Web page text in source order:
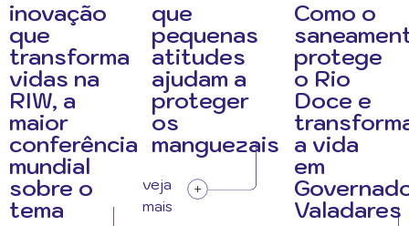
inovação
que
transforma
vidas na
RIW, a
maior
conferência
mundial
sobre o
tema
que
pequenas
atitudes
ajudam a
proteger
os
manguezais
veja
mais
Como o
protege
o Rio
Doce e
a vida
em
Valadares